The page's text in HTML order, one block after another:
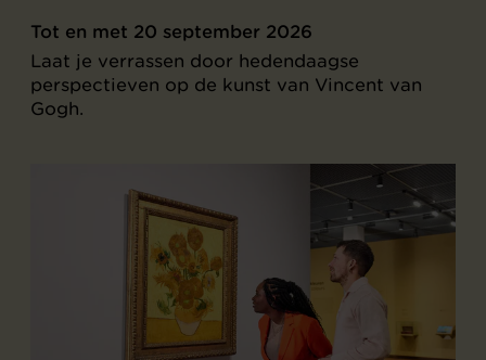
Tot en met 20 september 2026
Laat je verrassen door hedendaagse
perspectieven op de kunst van Vincent van
Gogh.